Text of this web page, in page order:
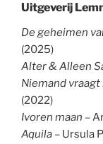
Uitgeverij
De geheimen
(2025)
Alter & Alleen
Niemand
(2022)
Ivoren maan –
Aquila – Ursula